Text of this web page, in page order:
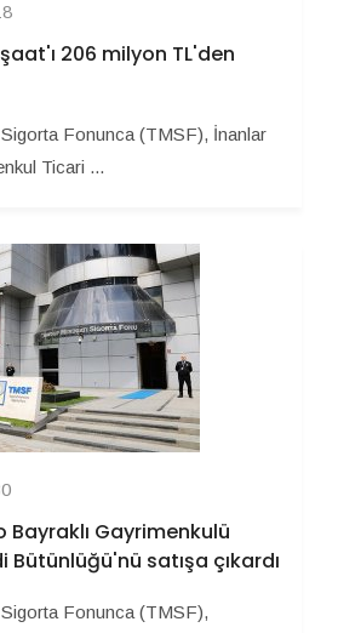
206 milyon TL'den
Fonunca (TMSF), İnanlar
Ticari ...
Bayraklı Gayrimenkulü
satışa çıkardı
Fonunca (TMSF),